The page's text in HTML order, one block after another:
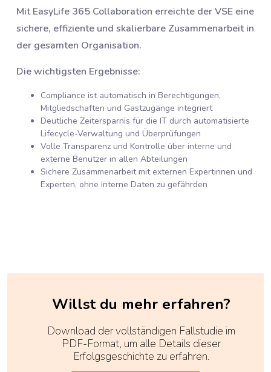
Mit EasyLife 365 Collaboration erreichte der VSE eine
sichere, effiziente und skalierbare Zusammenarbeit in
der gesamten Organisation.
Die wichtigsten Ergebnisse:
Compliance ist automatisch in Berechtigungen,
Mitgliedschaften und Gastzugänge integriert
Deutliche Zeitersparnis für die IT durch automatisierte
Lifecycle-Verwaltung und Überprüfungen
Volle Transparenz und Kontrolle über interne und
externe Benutzer in allen Abteilungen
Sichere Zusammenarbeit mit externen Expertinnen und
Experten, ohne interne Daten zu gefährden
Willst du mehr erfahren?
Download der vollständigen Fallstudie im
PDF-Format, um alle Details dieser
Erfolgsgeschichte zu erfahren.